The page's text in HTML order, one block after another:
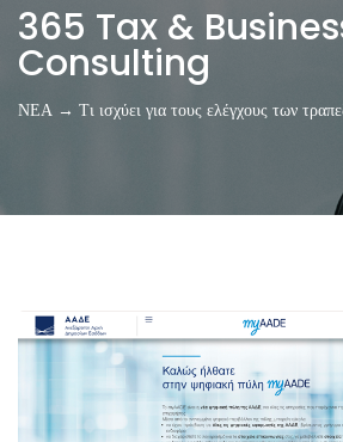
365 Tax &
Consulting
ΝΕΑ → Τι ισχύει για τους ελέγχους των